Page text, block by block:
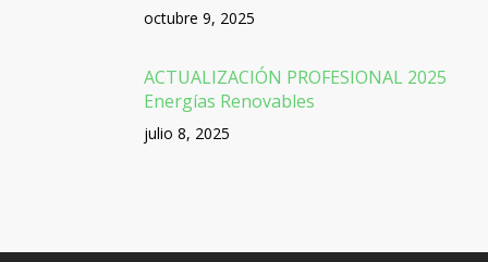
octubre 9, 2025
ACTUALIZACIÓN PROFESIONAL 2025
Energías Renovables
julio 8, 2025